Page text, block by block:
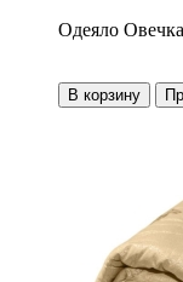
Одеяло
В корзину